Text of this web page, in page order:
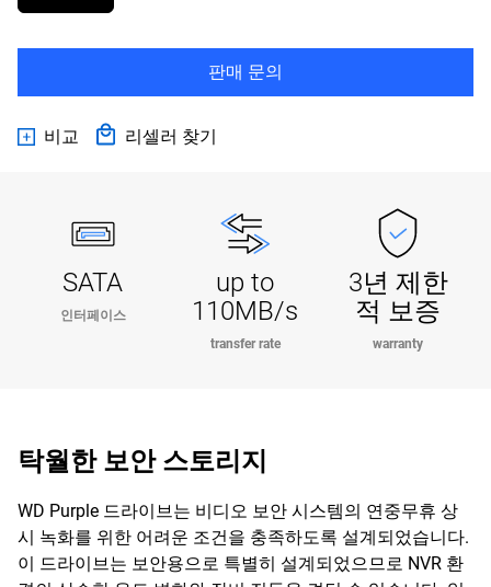
판매 문의
비교 리셀러 찾기
SATA
인터페이스
up to
110MB/s
transfer rate
3년 제한
적 보증
warranty
탁월한 보안 스토리지
WD Purple 드라이브는 비디오 보안 시스템의 연중무휴 상
시 녹화를 위한 어려운 조건을 충족하도록 설계되었습니다.
이 드라이브는 보안용으로 특별히 설계되었으므로 NVR 환